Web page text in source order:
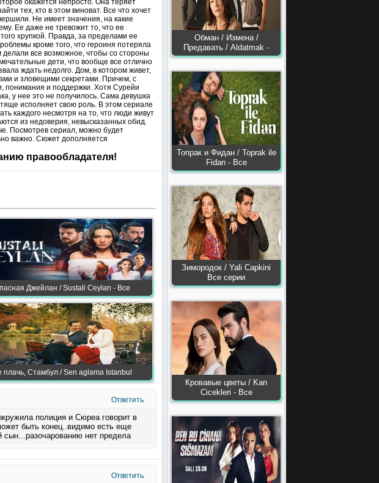
Обман / Измена /
Предавать / Aldatmak -
Топрак и Фидан / Toprak ile
Fidan - Все
Зимородок / Yali Capkini
Все серии
Кровавые цветы / Kan
Сiсekleri - Все
окажется непросто. Она теряет
тех, кто в этом виноват. Все что хочет
Не имеет значения, на какие
Ее даже не тревожит то, что ее
хрупкой. Правда, за пределами ее
кроме того, что героиня потеряла
все возможное, чтобы со стороны
дети, что вообще все отлично
ждать недолго. Дом, в котором живет,
и зловещими секретами. Причем, с
понимания и поддержки. Хотя Сурейи
у нее это не получилось. Сама девушка
исполняет свою роль. В этом сериале
каждого несмотря на то, что люди живут
из недоверия, невысказанных обид.
Посмотрев сериал, можно будет
важно. Сюжет дополняется
правообладателя!
Джейлан / Sustali Ceylan - Все
плачь, Стамбул / Sen aglama Istanbul
Ответить
полиция и Сюреа говорит в
быть конец..видимо есть еще
нет предела
Ответить